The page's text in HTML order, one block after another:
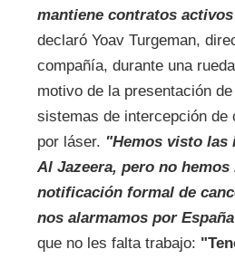
mantiene contratos
declaró Yoav Turgeman,
compañía, durante una
motivo de la presentación
sistemas de intercepción de
por láser. "Hemos visto las
Al Jazeera, pero no
notificación formal de
nos alarmamos por
que no les falta trabajo: